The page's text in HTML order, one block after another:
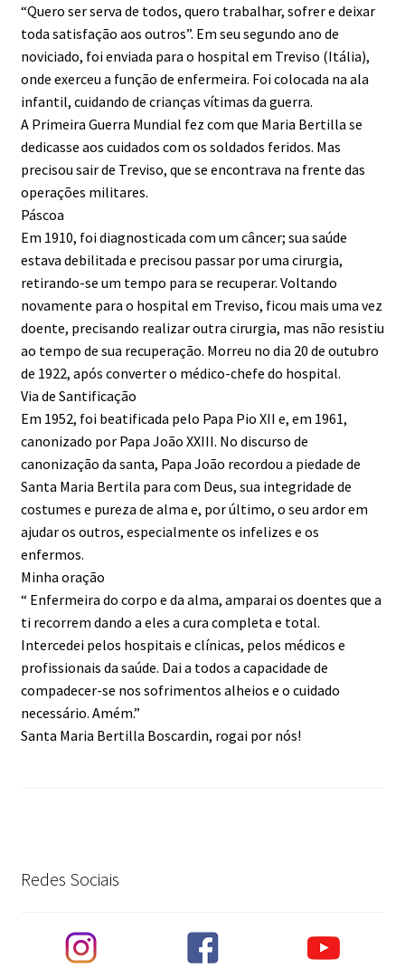
“Quero ser serva de todos, quero trabalhar, sofrer e deixar
toda satisfação aos outros”. Em seu segundo ano de
noviciado, foi enviada para o hospital em Treviso (Itália),
onde exerceu a função de enfermeira. Foi colocada na ala
infantil, cuidando de crianças vítimas da guerra.
A Primeira Guerra Mundial fez com que Maria Bertilla se
dedicasse aos cuidados com os soldados feridos. Mas
precisou sair de Treviso, que se encontrava na frente das
operações militares.
Páscoa
Em 1910, foi diagnosticada com um câncer; sua saúde
estava debilitada e precisou passar por uma cirurgia,
retirando-se um tempo para se recuperar. Voltando
novamente para o hospital em Treviso, ficou mais uma vez
doente, precisando realizar outra cirurgia, mas não resistiu
ao tempo de sua recuperação. Morreu no dia 20 de outubro
de 1922, após converter o médico-chefe do hospital.
Via de Santificação
Em 1952, foi beatificada pelo Papa Pio XII e, em 1961,
canonizado por Papa João XXIII. No discurso de
canonização da santa, Papa João recordou a piedade de
Santa Maria Bertila para com Deus, sua integridade de
costumes e pureza de alma e, por último, o seu ardor em
ajudar os outros, especialmente os infelizes e os
enfermos.
Minha oração
“ Enfermeira do corpo e da alma, amparai os doentes que a
ti recorrem dando a eles a cura completa e total.
Intercedei pelos hospitais e clínicas, pelos médicos e
profissionais da saúde. Dai a todos a capacidade de
compadecer-se nos sofrimentos alheios e o cuidado
necessário. Amém.”
Santa Maria Bertilla Boscardin, rogai por nós!
Redes Sociais